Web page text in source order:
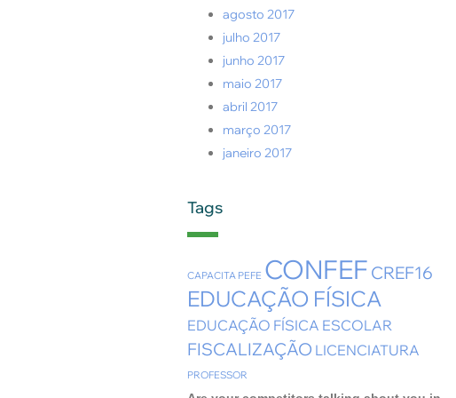
agosto 2017
julho 2017
junho 2017
maio 2017
abril 2017
março 2017
janeiro 2017
Tags
CAPACITA PEFE CONFEF CREF16
EDUCAÇÃO FÍSICA
EDUCAÇÃO FÍSICA ESCOLAR
FISCALIZAÇÃO LICENCIATURA
PROFESSOR